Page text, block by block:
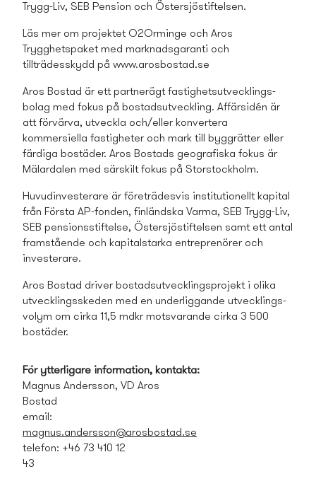
Trygg-Liv, SEB Pension och Östersjöstiftelsen.
Läs mer om projektet O2Orminge och Aros
Trygghetspaket med marknadsgaranti och
tillträdesskydd på www.arosbostad.se
Aros Bostad är ett partnerägt fastighets­utvecklings­
bolag med fokus på bostads­utveckling. Affärsidén är
att förvärva, utveckla och/eller konvertera
kommersiella fastigheter och mark till byggrätter eller
färdiga bostäder. Aros Bostads­ geografiska fokus är
Mälardalen med särskilt fokus på Storstockholm.
Huvudinvesterare är företrädesvis institutionellt kapital
från Första AP-fonden, finländska Varma, SEB Trygg-Liv,
SEB pensionsstiftelse, Östersjöstiftelsen samt ett antal
framstående och kapitalstarka entreprenörer och
investerare.
Aros Bostad driver bostads­utvecklings­projekt i olika
utvecklings­skeden med en underliggande utvecklings­
volym om cirka 11,5 mdkr motsvarande cirka 3 500
bostäder.
För ytterligare information, kontakta:
Magnus Andersson, VD Aros
Bostad
email:
magnus.andersson@arosbostad.se
telefon: +46 73 410 12
43